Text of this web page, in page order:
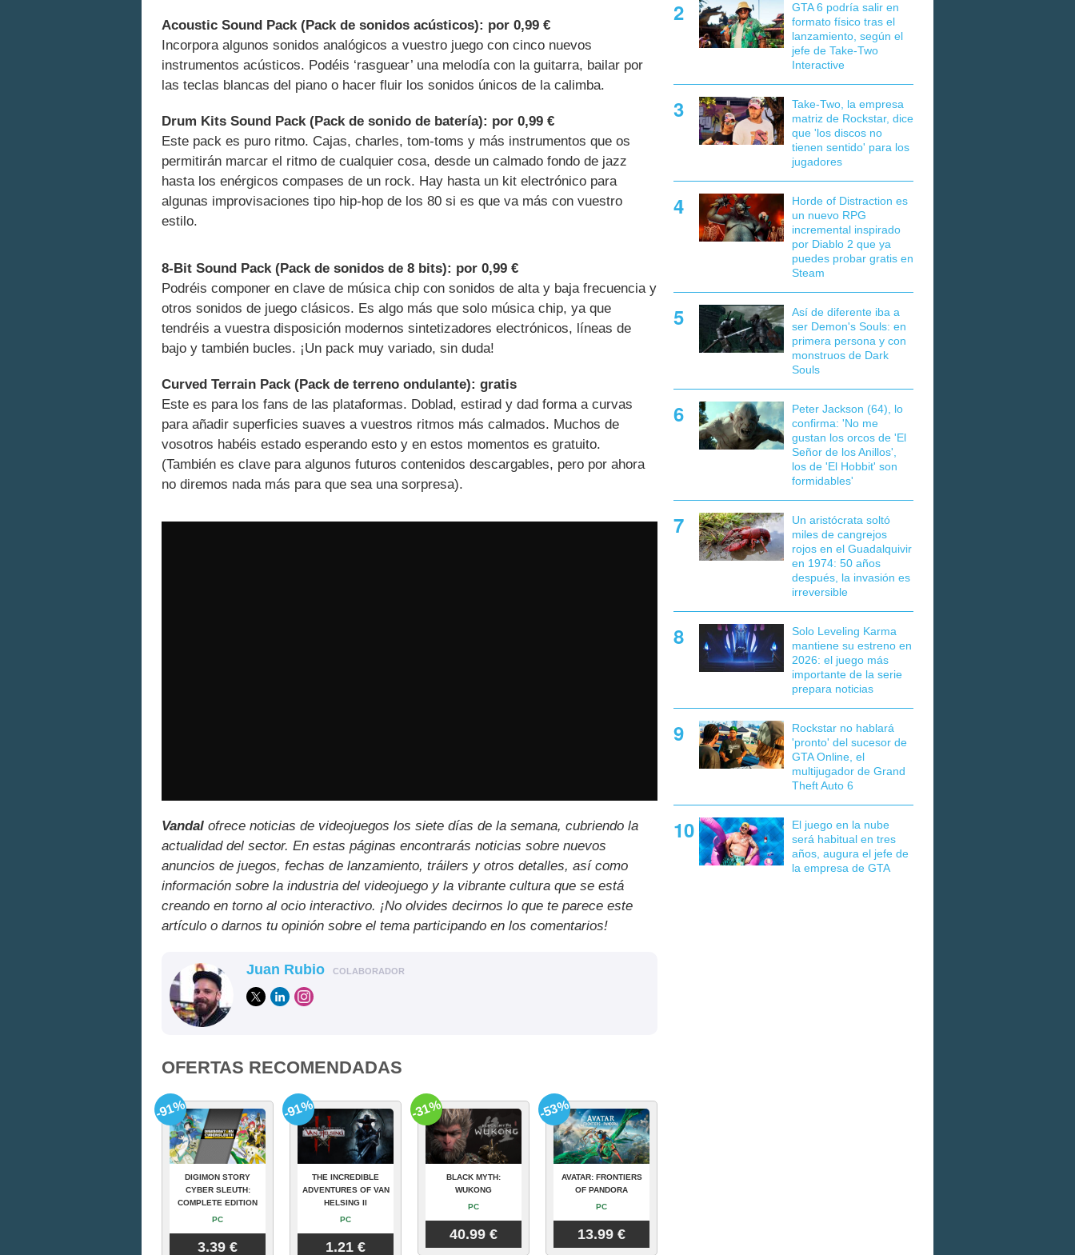
Acoustic Sound Pack (Pack de sonidos acústicos): por 0,99 €
Incorpora algunos sonidos analógicos a vuestro juego con cinco nuevos
instrumentos acústicos. Podéis ‘rasguear’ una melodía con la guitarra, bailar por
las teclas blancas del piano o hacer fluir los sonidos únicos de la calimba.
Drum Kits Sound Pack (Pack de sonido de batería): por 0,99 €
Este pack es puro ritmo. Cajas, charles, tom-toms y más instrumentos que os
permitirán marcar el ritmo de cualquier cosa, desde un calmado fondo de jazz
hasta los enérgicos compases de un rock. Hay hasta un kit electrónico para
algunas improvisaciones tipo hip-hop de los 80 si es que va más con vuestro
estilo.
8-Bit Sound Pack (Pack de sonidos de 8 bits): por 0,99 €
Podréis componer en clave de música chip con sonidos de alta y baja frecuencia y
otros sonidos de juego clásicos. Es algo más que solo música chip, ya que
tendréis a vuestra disposición modernos sintetizadores electrónicos, líneas de
bajo y también bucles. ¡Un pack muy variado, sin duda!
Curved Terrain Pack (Pack de terreno ondulante): gratis
Este es para los fans de las plataformas. Doblad, estirad y dad forma a curvas
para añadir superficies suaves a vuestros ritmos más calmados. Muchos de
vosotros habéis estado esperando esto y en estos momentos es gratuito.
(También es clave para algunos futuros contenidos descargables, pero por ahora
no diremos nada más para que sea una sorpresa).
Vandal ofrece noticias de videojuegos los siete días de la semana, cubriendo la
actualidad del sector. En estas páginas encontrarás noticias sobre nuevos
anuncios de juegos, fechas de lanzamiento, tráilers y otros detalles, así como
información sobre la industria del videojuego y la vibrante cultura que se está
creando en torno al ocio interactivo. ¡No olvides decirnos lo que te parece este
artículo o darnos tu opinión sobre el tema participando en los comentarios!
Juan Rubio COLABORADOR
OFERTAS RECOMENDADAS
DIGIMON STORY
CYBER SLEUTH:
COMPLETE EDITION
PC
3.39 €
-91%
THE INCREDIBLE
ADVENTURES OF VAN
HELSING II
PC
1.21 €
-91%
BLACK MYTH:
WUKONG
PC
40.99 €
-31%
AVATAR: FRONTIERS
OF PANDORA
PC
13.99 €
-53%
GTA 6 podría salir en
formato físico tras el
lanzamiento, según el
jefe de Take-Two
Interactive
Take-Two, la empresa
matriz de Rockstar, dice
que 'los discos no
tienen sentido' para los
jugadores
Horde of Distraction es
un nuevo RPG
incremental inspirado
por Diablo 2 que ya
puedes probar gratis en
Steam
Así de diferente iba a
ser Demon's Souls: en
primera persona y con
monstruos de Dark
Souls
Peter Jackson (64), lo
confirma: 'No me
gustan los orcos de 'El
Señor de los Anillos',
los de 'El Hobbit' son
formidables'
Un aristócrata soltó
miles de cangrejos
rojos en el Guadalquivir
en 1974: 50 años
después, la invasión es
irreversible
Solo Leveling Karma
mantiene su estreno en
2026: el juego más
importante de la serie
prepara noticias
Rockstar no hablará
'pronto' del sucesor de
GTA Online, el
multijugador de Grand
Theft Auto 6
El juego en la nube
será habitual en tres
años, augura el jefe de
la empresa de GTA